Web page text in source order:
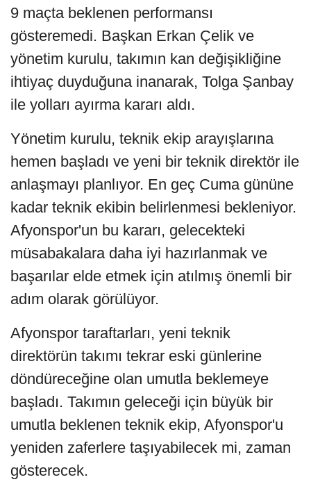
9 maçta beklenen performansı
gösteremedi. Başkan Erkan Çelik ve
yönetim kurulu, takımın kan değişikliğine
ihtiyaç duyduğuna inanarak, Tolga Şanbay
ile yolları ayırma kararı aldı.
Yönetim kurulu, teknik ekip arayışlarına
hemen başladı ve yeni bir teknik direktör ile
anlaşmayı planlıyor. En geç Cuma gününe
kadar teknik ekibin belirlenmesi bekleniyor.
Afyonspor'un bu kararı, gelecekteki
müsabakalara daha iyi hazırlanmak ve
başarılar elde etmek için atılmış önemli bir
adım olarak görülüyor.
Afyonspor taraftarları, yeni teknik
direktörün takımı tekrar eski günlerine
döndüreceğine olan umutla beklemeye
başladı. Takımın geleceği için büyük bir
umutla beklenen teknik ekip, Afyonspor'u
yeniden zaferlere taşıyabilecek mi, zaman
gösterecek.